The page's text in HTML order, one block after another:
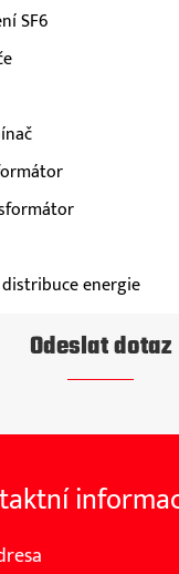
SF6
energie
Odeslat dotaz